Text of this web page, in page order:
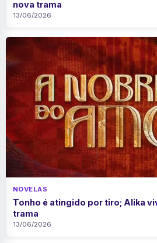
nova trama
13/06/2026
NOVELAS
Tonho é atingido por tiro; Alika
trama
13/06/2026